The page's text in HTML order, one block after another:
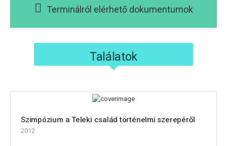
Terminálról elérhető dokumentumok
Találatok
Szimpózium a Teleki család történelmi szerepéről
2012